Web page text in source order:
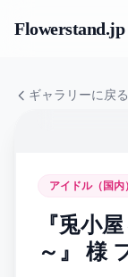
Flowerstand.jp
ギャラリーに戻る
アイドル（国内）
『兎小
～』 様